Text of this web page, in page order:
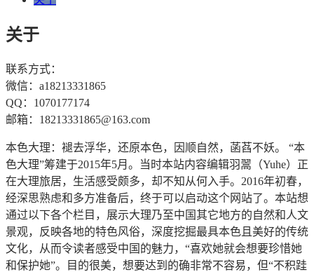
关于
联系方式：
微信：a18213331865
QQ：1070177174
邮箱：18213331865@163.com
本色大理：褪去浮华，还原本色，因顺自然，菡萏不妖。 “本
色大理”筹建于2015年5月。当时本站内容编辑羽翯（Yuhe）正
在大理旅居，生活感受颇多，却不知从何入手。2016年初春，
经深思熟虑和多方准备后，终于可以启动这个网站了。本站想
通过以下各个栏目，展示大理乃至中国其它地方的自然和人文
景观，反映各地的特色风俗，深度挖掘最具本色且美好的传统
文化，从而令读者感受中国的魅力，“喜欢她就会想要珍惜她
和保护她”。目的很美，想要达到的确非常不容易，但“不积跬